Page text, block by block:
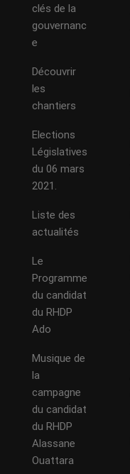
clés de la
gouvernanc
e
Découvrir
les
chantiers
Elections
Législatives
du 06 mars
2021.
Liste des
actualités
Le
Programme
du candidat
du RHDP
Ado
Musique de
la
campagne
du candidat
du RHDP
Alassane
Ouattara